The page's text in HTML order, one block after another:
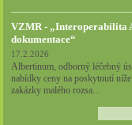
VZMR - „Interoperabilita
dokumentace“
17.2.2026
Albertinum, odborný léčebný
nabídky ceny na poskytnutí
zakázky malého rozsa...